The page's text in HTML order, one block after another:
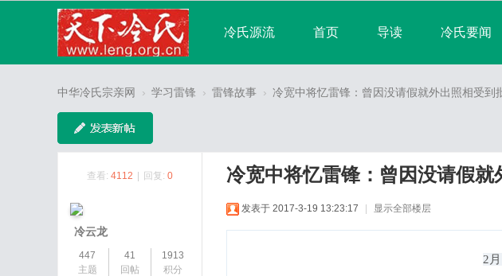
冷氏源流 首页 导读 冷氏要闻
中华冷氏宗亲网 › 学习雷锋 › 雷锋故事 › 冷宽中将忆雷锋：曾因没请假就外出照相受到
查看: 4112 回复: 0 冷宽中将忆雷锋：曾因没请假就
冷云龙
447
主题
41
回帖
1913
积分
发表于 2017-3-19 13:23:17 显示全部楼层
2